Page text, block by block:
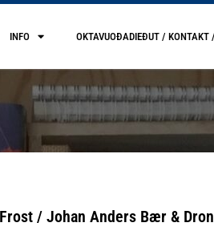
INFO OKTAVUOĐADIEĐUT / KONTAKT
/ Johan Anders Bær &